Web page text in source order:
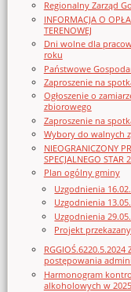
Regionalny Zarząd
INFORMACJA O
TERENOWEJ
Dni wolne dla
roku
Państwowe
Zaproszenie na
Ogłoszenie o
zbiorowego
Zaproszenie na
Wybory do walnych
NIEOGRANICZONY
SPECJALNEGO STAR
Plan ogólny gminy
Uzgodnienia
Uzgodnienia
Uzgodnienia
Projekt
postępowania
Harmonogram
alkoholowych w